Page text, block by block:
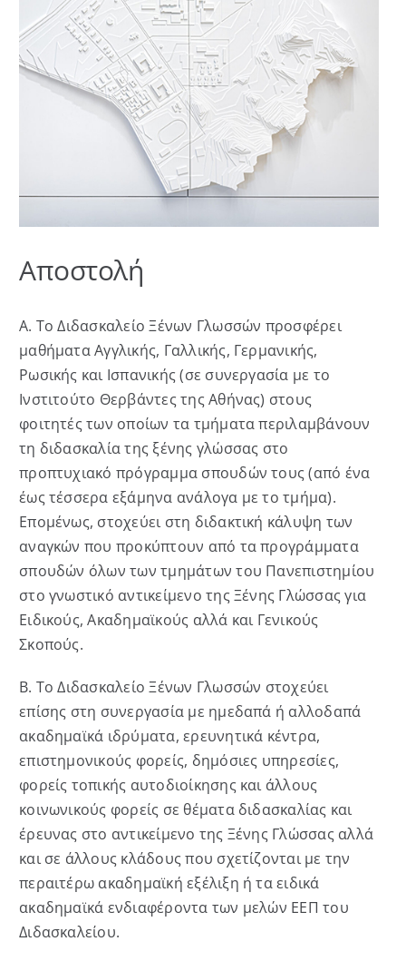
Αποστολή
Α. Το Διδασκαλείο Ξένων Γλωσσών προσφέρει
μαθήματα Αγγλικής, Γαλλικής, Γερμανικής,
Ρωσικής και Ισπανικής (σε συνεργασία με το
Ινστιτούτο Θερβάντες της Αθήνας) στους
φοιτητές των οποίων τα τμήματα περιλαμβάνουν
τη διδασκαλία της ξένης γλώσσας στο
προπτυχιακό πρόγραμμα σπουδών τους (από ένα
έως τέσσερα εξάμηνα ανάλογα με το τμήμα).
Επομένως, στοχεύει στη διδακτική κάλυψη των
αναγκών που προκύπτουν από τα προγράμματα
σπουδών όλων των τμημάτων του Πανεπιστημίου
στο γνωστικό αντικείμενο της Ξένης Γλώσσας για
Ειδικούς, Ακαδημαϊκούς αλλά και Γενικούς
Σκοπούς.
Β. Το Διδασκαλείο Ξένων Γλωσσών στοχεύει
επίσης στη συνεργασία με ημεδαπά ή αλλοδαπά
ακαδημαϊκά ιδρύματα, ερευνητικά κέντρα,
επιστημονικούς φορείς, δημόσιες υπηρεσίες,
φορείς τοπικής αυτοδιοίκησης και άλλους
κοινωνικούς φορείς σε θέματα διδασκαλίας και
έρευνας στο αντικείμενο της Ξένης Γλώσσας αλλά
και σε άλλους κλάδους που σχετίζονται με την
περαιτέρω ακαδημαϊκή εξέλιξη ή τα ειδικά
ακαδημαϊκά ενδιαφέροντα των μελών ΕΕΠ του
Διδασκαλείου.